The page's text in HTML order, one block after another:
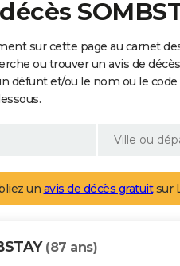
sur cette page au carnet
ou trouver un avis de
défunt et/ou le nom ou le
un avis de décès gratuitsur
(87 ans)